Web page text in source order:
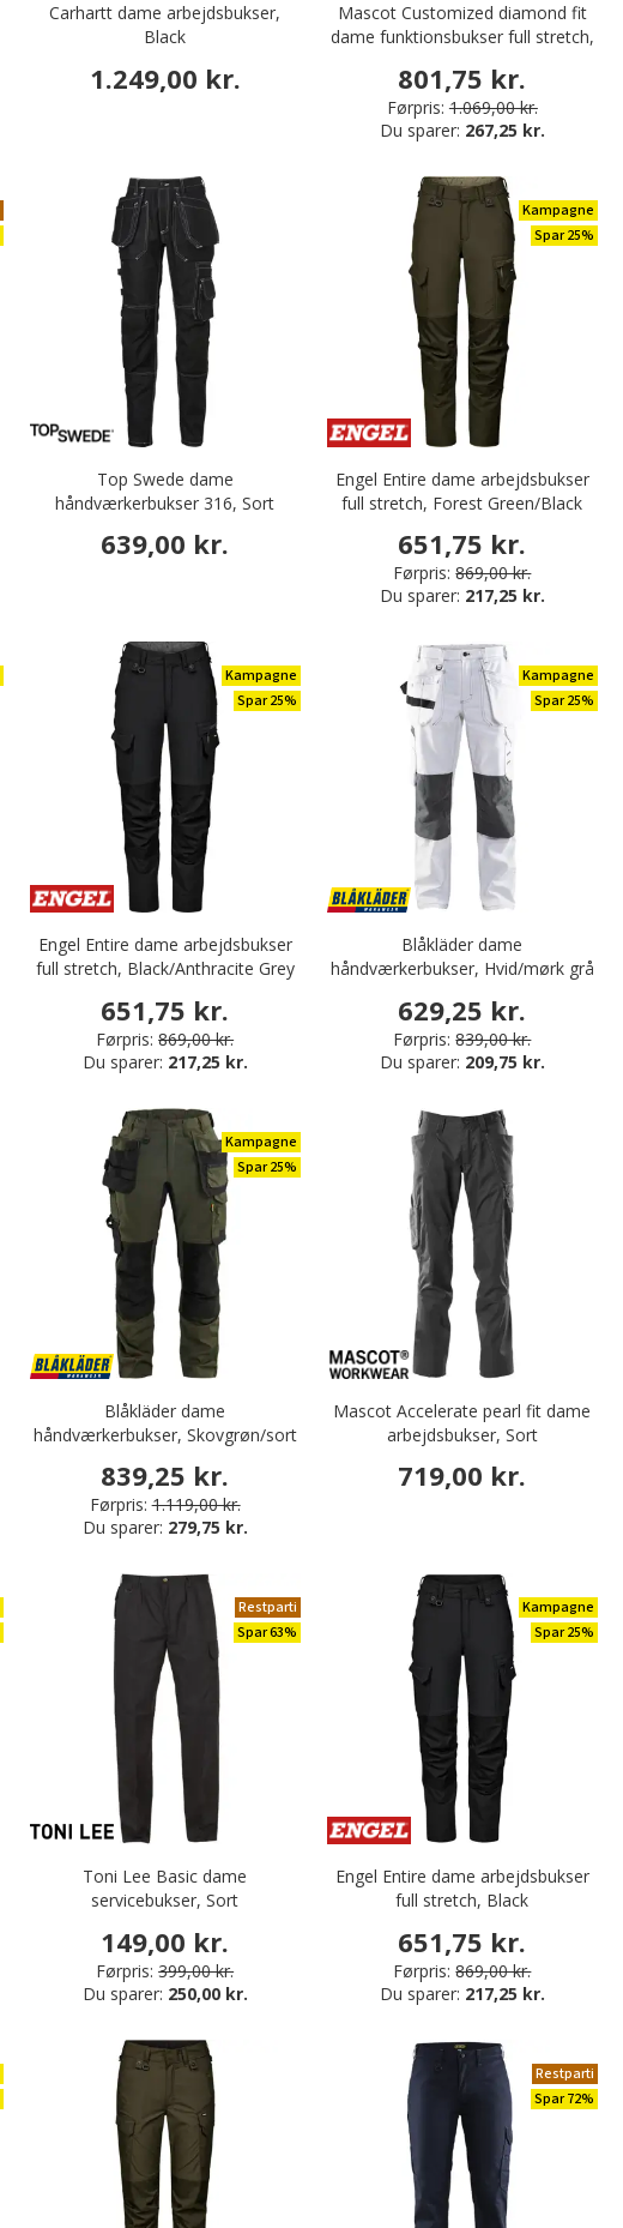
Carhartt dame arbejdsbukser,
Black
1.249,00 kr.
Mascot Customized diamond fit
dame funktionsbukser full stretch,
801,75 kr.
Førpris: 1.069,00 kr.
Du sparer: 267,25 kr.
Top Swede dame
håndværkerbukser 316, Sort
639,00 kr.
Kampagne
Spar 25%
Engel Entire dame arbejdsbukser
full stretch, Forest Green/Black
651,75 kr.
Førpris: 869,00 kr.
Du sparer: 217,25 kr.
Kampagne
Spar 25%
Engel Entire dame arbejdsbukser
full stretch, Black/Anthracite Grey
651,75 kr.
Førpris: 869,00 kr.
Du sparer: 217,25 kr.
Kampagne
Spar 25%
Blåkläder dame
håndværkerbukser, Hvid/mørk grå
629,25 kr.
Førpris: 839,00 kr.
Du sparer: 209,75 kr.
Kampagne
Spar 25%
Blåkläder dame
håndværkerbukser, Skovgrøn/sort
839,25 kr.
Førpris: 1.119,00 kr.
Du sparer: 279,75 kr.
Mascot Accelerate pearl fit dame
arbejdsbukser, Sort
719,00 kr.
Restparti
Spar 63%
Toni Lee Basic dame
servicebukser, Sort
149,00 kr.
Førpris: 399,00 kr.
Du sparer: 250,00 kr.
Kampagne
Spar 25%
Engel Entire dame arbejdsbukser
full stretch, Black
651,75 kr.
Førpris: 869,00 kr.
Du sparer: 217,25 kr.
Restparti
Spar 72%